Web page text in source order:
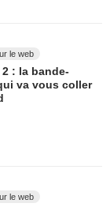
le web
: la bande-
va vous coller
le web